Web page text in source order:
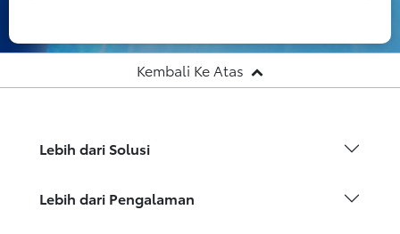
Kembali Ke Atas
Lebih dari Solusi
Lebih dari Pengalaman